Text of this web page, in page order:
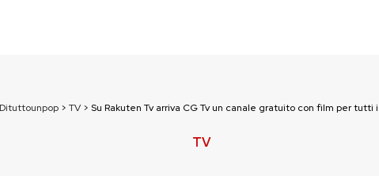
Dituttounpop > TV > Su Rakuten Tv arriva CG Tv un canale gratuito con film per tutti
TV